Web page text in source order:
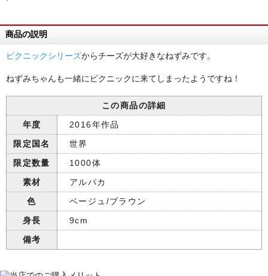
商品の説明
ピクニックシリーズからチーズが大好きなねずみです。
ねずみちゃんも一緒にピクニックに来てしまったようですね！
この商品の詳細
年度
2016年作品
限定国名
世界
限定数量
1000体
素材
アルパカ
色
ベージュ/ブラウン
身長
9cm
備考